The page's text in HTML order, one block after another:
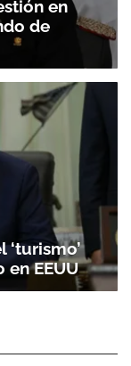
en
de
EEUU